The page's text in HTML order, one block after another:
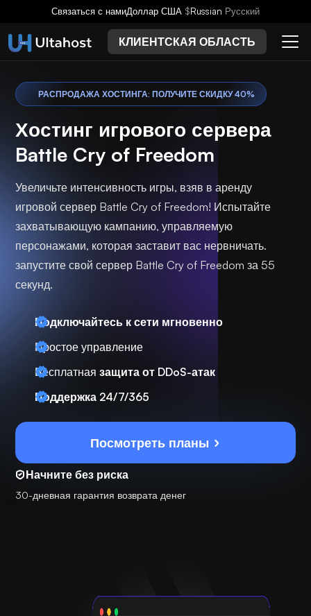
Связаться с намиДоллар США $Russian Русский
КЛИЕНТСКАЯ ОБЛАСТЬ
РАСПРОДАЖА ХОСТИНГА: ПОЛУЧИТЕ СКИДКУ 40%
Хостинг игрового сервера
Battle Cry of Freedom
Увеличьте интенсивность игры, взяв в аренду
игровой сервер Battle Cry of Freedom! Испытайте
захватывающую кампанию, управляемую
персонажами, которая заставит вас нервничать.
запустите свой сервер Battle Cry of Freedom за 55
секунд.
Подключайтесь к сети мгновенно
Простое управление
Бесплатная защита от DDoS-атак
Поддержка 24/7/365
Посмотреть планы
Начните без риска
30-дневная гарантия возврата денег